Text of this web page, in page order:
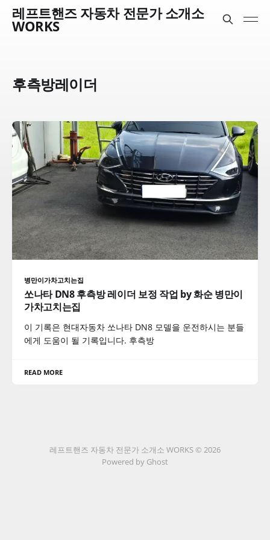
레프트핸즈 자동차 전문가 소개소
WORKS
후측방레이더
병만이가차고치는집
쏘나타 DN8 후측방 레이더 보정 작업 by 화순 병만이
가차고치는집
이 기록은 현대자동차 쏘나타 DN8 모델을 운전하시는 분들
에게 도움이 될 기록입니다. 후측방
READ MORE
레프트핸즈 자동차 전문가 소개소 WORKS © 2026
Powered by Ghost